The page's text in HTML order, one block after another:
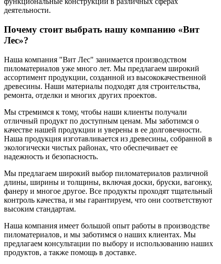
деятельности.
Почему стоит выбрать нашу компанию «Вит
Лес»?
Наша компания "Вит Лес" занимается производством
пиломатериалов уже много лет. Мы предлагаем широкий
ассортимент продукции, созданной из высококачественной
древесины. Наши материалы подходят для строительства,
ремонта, отделки и многих других проектов.
Мы стремимся к тому, чтобы наши клиенты получали
отличный продукт по доступным ценам. Мы заботимся о
качестве нашей продукции и уверены в ее долговечности.
Наша продукция изготавливается из древесины, собранной в
экологически чистых районах, что обеспечивает ее
надежность и безопасность.
Мы предлагаем широкий выбор пиломатериалов различной
длины, ширины и толщины, включая доски, бруски, вагонку,
фанеру и многое другое. Все продукты проходят тщательный
контроль качества, и мы гарантируем, что они соответствуют
высоким стандартам.
Наша компания имеет большой опыт работы в производстве
пиломатериалов, и мы заботимся о наших клиентах. Мы
предлагаем консультации по выбору и использованию наших
продуктов, а также помощь в доставке.